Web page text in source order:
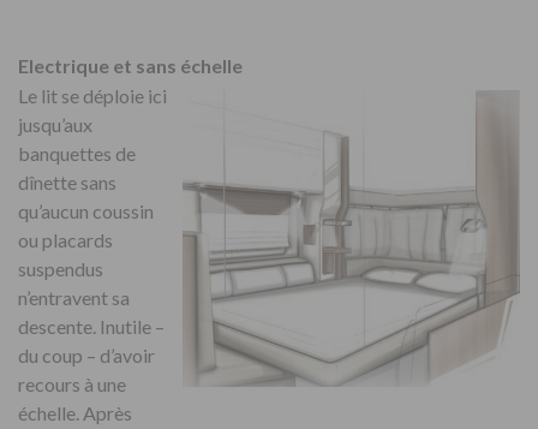
Electrique et sans échelle
Le lit se déploie ici
jusqu’aux
banquettes de
dînette sans
qu’aucun coussin
ou placards
suspendus
n’entravent sa
descente. Inutile –
du coup – d’avoir
recours à une
échelle. Après